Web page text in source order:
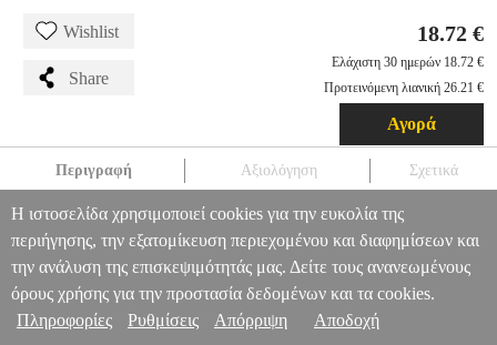
Wishlist
Share
18.72 €
Ελάχιστη 30 ημερών 18.72 €
Προτεινόμενη λιανική 26.21 €
Αγορά
Περιγραφή Αξιολόγηση Σχετικά
BE QUIET LIGHT WINGS LX 120MM PWM BLACK
PER.260260 PER.260260 BE QUIET BE QUIET ΑΝΕΜΙΣΤΗΡΑΣ
ΚΟΥΤΙΟΥ
BE QUIET LIGHT WINGS LX 120MM PWM BLACK
18.72
Πληροφορίες & Υπηρεσίες >
Η ιστοσελίδα χρησιμοποιεί cookies για την ευκολία της
περιήγησης, την εξατομίκευση περιεχομένου και διαφημίσεων και
την ανάλυση της επισκεψιμότητάς μας. Δείτε τους ανανεωμένους
όρους χρήσης για την προστασία δεδομένων και τα cookies.
Πληροφορίες
Ρυθμίσεις Απόρριψη Αποδοχή